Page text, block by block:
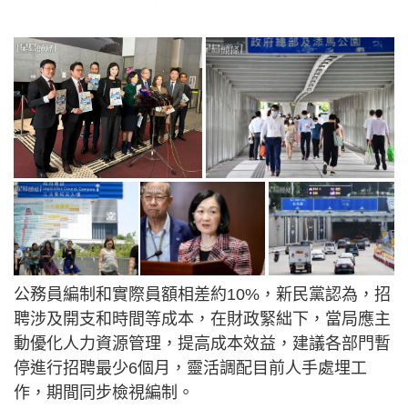
公務員編制和實際員額相差約10%，新民黨認為，招
聘涉及開支和時間等成本，在財政緊絀下，當局應主
動優化人力資源管理，提高成本效益，建議各部門暫
停進行招聘最少6個月，靈活調配目前人手處埋工
作，期間同步檢視編制。